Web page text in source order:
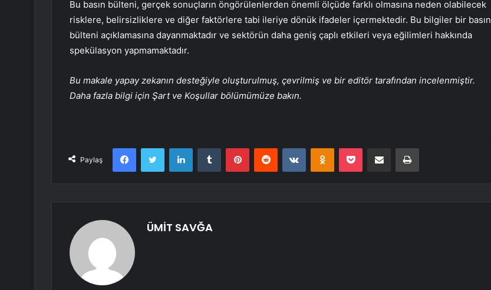
Bu basın bülteni, gerçek sonuçların öngörülenlerden önemli ölçüde farklı olmasına neden olabilecek
risklere, belirsizliklere ve diğer faktörlere tabi ileriye dönük ifadeler içermektedir. Bu bilgiler bir basın
bülteni açıklamasına dayanmaktadır ve sektörün daha geniş çaplı etkileri veya eğilimleri hakkında
spekülasyon yapmamaktadır.
Bu makale yapay zekanın desteğiyle oluşturulmuş, çevrilmiş ve bir editör tarafından incelenmiştir.
Daha fazla bilgi için Şart ve Koşullar bölümümüze bakın.
Paylaş
FacebookTwitter LinkedInTumblr PinterestReddit VKontakteOdnoklassniki
Pocket E-Posta ile paylaş Yazdır
ÜMİT SAVĞA